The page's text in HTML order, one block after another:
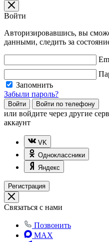
Войти
Авторизировавшись, вы
данными, следить за
Запомнить
Забыли пароль?
Войти Войти по телефону
или войдите через другие
аккаунт
VK
Одноклассники
Яндекс
Регистрация
Связаться с нами
Позвонить
MAX